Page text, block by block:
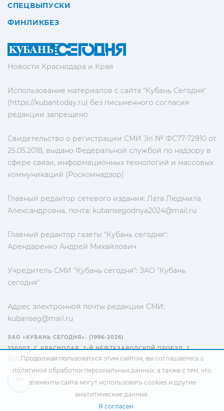
Новости Краснодара и Края
Использование материалов с сайта "Кубань Сегодня"
(https://kubantoday.ru) без письменного согласия
редакции запрещено
Свидетельство о регистрации СМИ Эл № ФС77-72910 от
25.05.2018, выдано Федеральной службой по надзору в
сфере связи, информационных технологий и массовых
коммуникаций (Роскомнадзор)
Главный редактор сетевого издания: Лата Людмила
Александровна, почта: kubansegodnya2024@mail.ru
Главный редактор газеты "Кубань сегодня":
Арендаренко Андрей Михайлович
Учредитель СМИ "Кубань сегодня": ЗАО "Кубань
сегодня"
Адрес электронной почты редакции СМИ:
kubanseg@mail.ru
СПЕЦВЫПУСКИ
ФИНЛИКБЕЗ
ЗАО «КУБАНЬ СЕГОДНЯ». (1996-2026)
350007, Г. КРАСНОДАР, 2-Й НЕФТЕЗАВОДСКОЙ ПРОЕЗД, 1
ТЕЛ.: +7(861) 267-15-15
Продолжая пользоваться этим сайтом, вы соглашаетесь с
политикой обработки персональных данных, а также с тем, что
элементы сайта могут использовать cookies и другие
аналитические данные.
Я согласен